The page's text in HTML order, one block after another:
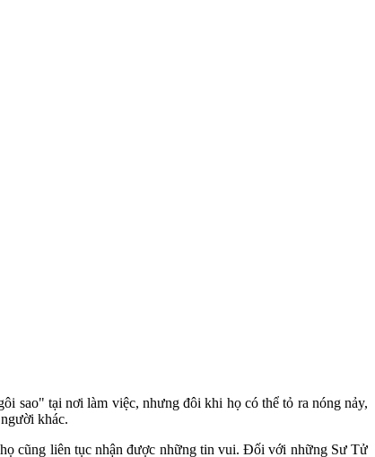
sao" tại nơi làm việc, nhưng đôi khi họ có thể tỏ ra nóng nảy,
khác.
cũng liên tục nhận được những tin vui. Đối với những Sư Tử